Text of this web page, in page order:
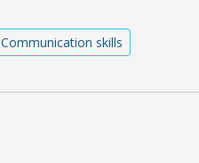
Communication skills